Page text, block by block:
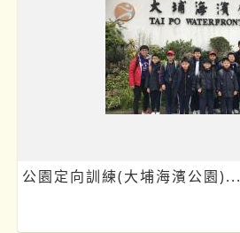
公園定向訓練(大埔海濱公園)...